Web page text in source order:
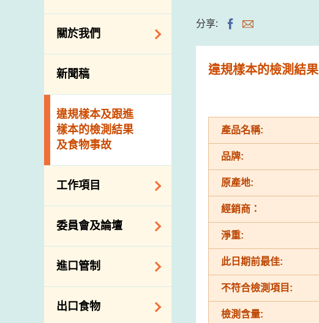
食物警報 / 致敏物
警報
活動
關於我們
組織結構
介紹短片
新聞稿
違規樣本及跟進
樣本的檢測結果
及食物事故
工作項目
降低膳食中的鈉和
糖
食物安全重點控制
系統
基因改造食物
委員會及論壇
食物安全專家委員
會
消費者聯繫小組
進口管制
食物進口商和食物
分銷商登記制度
出口食物
分享:
違規樣本的檢測結果
產品名稱:
品牌:
原產地:
經銷商：
淨重:
此日期前最佳:
不符合檢測項目:
檢測含量: